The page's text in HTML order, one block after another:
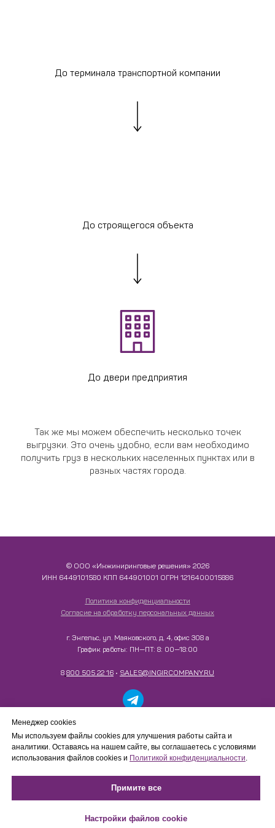
Менеджер cookies
Мы используем файлы cookies для улучшения работы сайта и
аналитики. Оставаясь на нашем сайте, вы соглашаетесь с условиями
использования файлов cookies и Политикой конфиденциальности.
Примите все
Настройки файлов cookie
До терминала транспортной компании
До строящегося объекта
До двери предприятия
Так же мы можем обеспечить несколько точек
выгрузки. Это очень удобно, если вам необходимо
получить груз в нескольких населенных пунктах или в
разных частях города.
© ООО «Инжиниринговые решения» 2026
ИНН​​​​​​​ 6449101580 КПП 644901001 ОГРН 1216400015886
Политика конфиденциальности
Согласие на обработку персональных данных
Работаем только с юридическими лицами в рамках
B2B-сотрудничества. Сайт носит информационный
характер, не является интернет-магазином и не
осуществляет розничную продажу товаров
физическим лицам.
г. Энгельс, ул. Маяковского, д. 4, офис 308 а
График работы: ПН—ПТ: 8: 00—18:00
8 800 505 22 16 • SALES@INGIRCOMPANY.RU